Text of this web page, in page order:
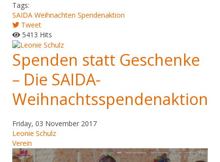
Tags:
SAIDA Weihnachten Spendenaktion
Tweet
5413 Hits
Spenden statt Geschenke
– Die SAIDA-
Weihnachtsspendenaktion
Friday, 03 November 2017
Leonie Schulz
Verein